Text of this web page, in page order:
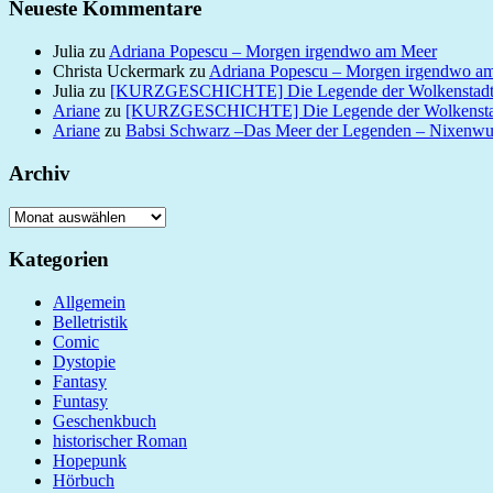
Neueste Kommentare
Julia zu Adriana Popescu – Morgen irgendwo am Meer
Christa Uckermark zu Adriana Popescu – Morgen irgendwo
Julia zu [KURZGESCHICHTE] Die Legende der Wolkenstadt
Ariane zu [KURZGESCHICHTE] Die Legende der
Ariane zu Babsi Schwarz –Das Meer der Legenden –
Archiv
Archiv
Kategorien
Allgemein
Belletristik
Comic
Dystopie
Fantasy
Funtasy
Geschenkbuch
historischer Roman
Hopepunk
Hörbuch